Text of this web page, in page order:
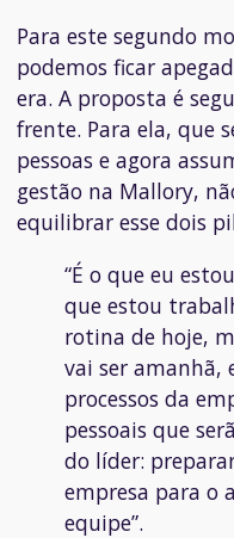
Para este segundo
podemos ficar
era. A proposta é
frente. Para ela, que
pessoas e agora
gestão na Mallory,
equilibrar esse dois
“É o que eu
que estou
rotina de hoje,
vai ser amanhã,
processos da
pessoais que
do líder:
empresa para o
equipe”.